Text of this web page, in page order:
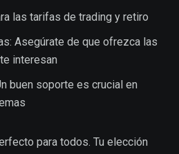
las tarifas de trading y retiro
Asegúrate de que ofrezca las
interesan
buen soporte es crucial en
para todos. Tu elección